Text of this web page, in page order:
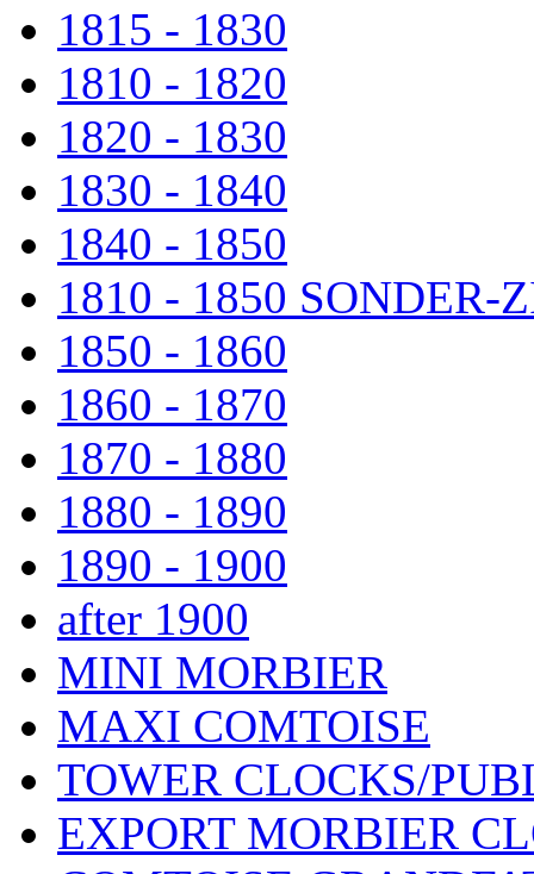
1815 - 1830
1810 - 1820
1820 - 1830
1830 - 1840
1840 - 1850
1810 - 1850 SONDER-
1850 - 1860
1860 - 1870
1870 - 1880
1880 - 1890
1890 - 1900
after 1900
MINI MORBIER
MAXI COMTOISE
TOWER CLOCKS/
EXPORT MORBIER